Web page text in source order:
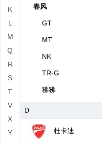
K
L
M
Q
R
S
T
V
X
Y
春风
GT
MT
NK
TR-G
狒狒
D
杜卡迪